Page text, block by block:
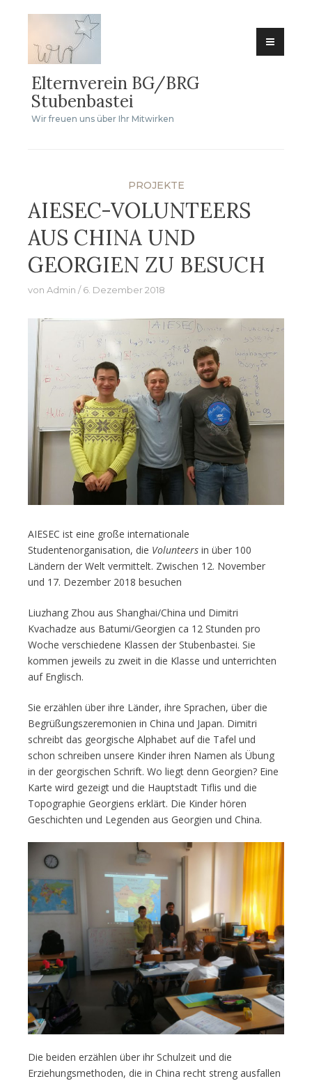
springen
Elternverein BG/BRG
Stubenbastei
Wir freuen uns über Ihr Mitwirken
PROJEKTE
AIESEC-VOLUNTEERS
AUS CHINA UND
GEORGIEN ZU BESUCH
von Admin 6. Dezember 2018
AIESEC ist eine große internationale
Studentenorganisation, die Volunteers in über 100
Ländern der Welt vermittelt. Zwischen 12. November
und 17. Dezember 2018 besuchen
Liuzhang Zhou aus Shanghai/China und Dimitri
Kvachadze aus Batumi/Georgien ca 12 Stunden pro
Woche verschiedene Klassen der Stubenbastei. Sie
kommen jeweils zu zweit in die Klasse und unterrichten
auf Englisch.
Sie erzählen über ihre Länder, ihre Sprachen, über die
Begrüßungszeremonien in China und Japan. Dimitri
schreibt das georgische Alphabet auf die Tafel und
schon schreiben unsere Kinder ihren Namen als Übung
in der georgischen Schrift. Wo liegt denn Georgien? Eine
Karte wird gezeigt und die Hauptstadt Tiflis und die
Topographie Georgiens erklärt. Die Kinder hören
Geschichten und Legenden aus Georgien und China.
Die beiden erzählen über ihr Schulzeit und die
Erziehungsmethoden, die in China recht streng ausfallen